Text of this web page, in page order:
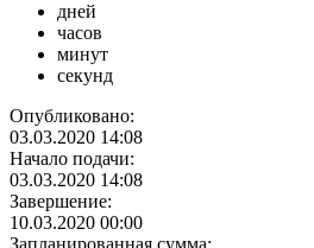
дней
часов
минут
секунд
Опубликовано:
03.03.2020 14:08
Начало подачи:
03.03.2020 14:08
Завершение:
10.03.2020 00:00